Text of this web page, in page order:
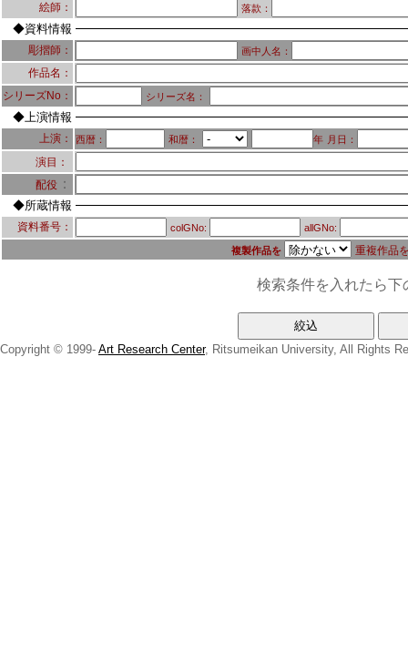
絵師： 落款：
◆資料情報
彫摺師： 画中人名：
作品名：
シリーズNo：
シリーズ名：
◆上演情報
上演： 西暦： 和暦： 年 月日：
演目：
配役 ：
◆所蔵情報
資料番号： colGNo: allGNo:
複製作品を 重複作品
検索条件を入れたら
Copyright © 1999- Art Research Center, Ritsumeikan University, All Rights